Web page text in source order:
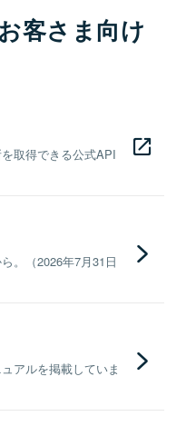
客さま向け
取得できる公式API
。（2026年7月31日
アルを掲載していま